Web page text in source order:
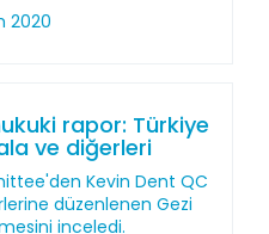
2020
rapor: Türkiye
ve diğerleri
Kevin Dent QC
düzenlenen Gezi
inceledi.